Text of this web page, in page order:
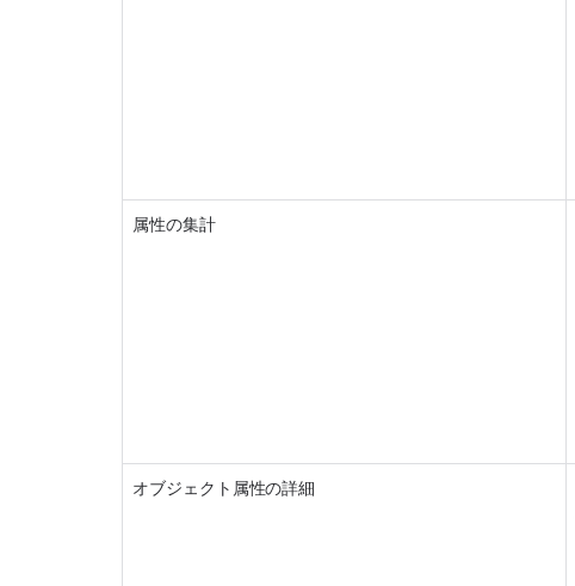
属性の集計
オブジェクト属性の詳細